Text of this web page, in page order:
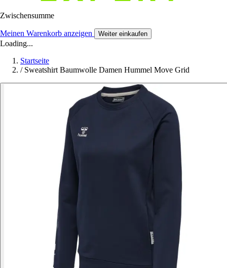
Zwischensumme
Meinen Warenkorb anzeigen Weiter einkaufen
Loading...
Startseite
/ Sweatshirt Baumwolle Damen Hummel Move Grid